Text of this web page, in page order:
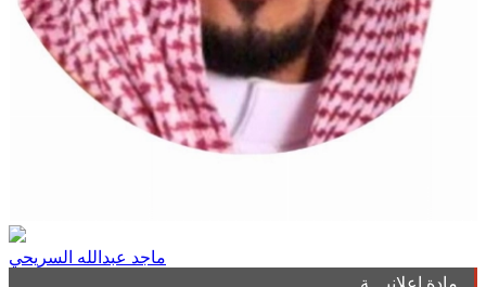
ماجد عبدالله السريحي
مادة إعلانيـــة